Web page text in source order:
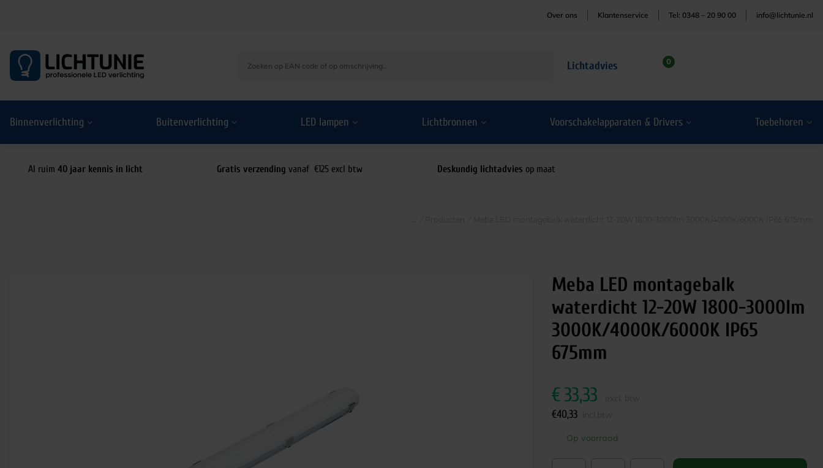
Over ons Klantenservice Tel: 0348 – 20 90 00 info@lichtunie.nl
Lichtadvies 0
Binnenverlichting Buitenverlichting LED lampen Lichtbronnen Voorschakelapparaten & Drivers Toebehoren
Al ruim 40 jaar kennis in licht Gratis verzending vanaf €125 excl btw Deskundig lichtadvies op maat
Meba LED montagebalk
waterdicht 12-20W 1800-3000lm
3000K/4000K/6000K IP65
675mm
€33,33
€40,33
Op voorraad